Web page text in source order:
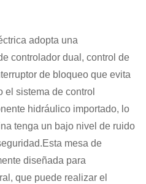
adopta una
controlador dual, control de
de bloqueo que evita
el sistema de control
hidráulico importado, lo
tenga un bajo nivel de ruido
mesa de
diseñada para
que puede realizar el